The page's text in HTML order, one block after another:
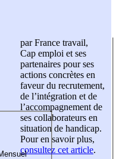
par France travail,
Cap emploi et ses
partenaires pour ses
actions concrètes en
faveur du recrutement,
de l’intégration et de
l’accompagnement de
ses collaborateurs en
situation de handicap.
Pour en savoir plus,
consultez cet article.